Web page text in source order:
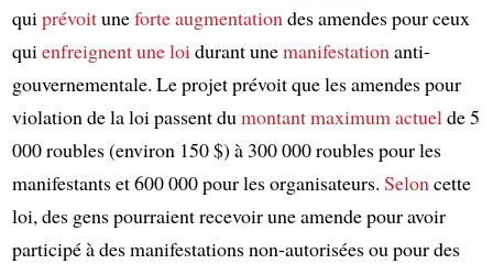
quiprévoituneforte augmentationdes amendes pour ceux
quienfreignent une loidurant unemanifestationanti-
gouvernementale. Le projet prévoit que les amendes pour
violation de la loi passent dumontant maximum actuelde 5
000 roubles (environ 150 $) à 300 000 roubles pour les
manifestants et 600 000 pour les organisateurs. Seloncette
loi, des gens pourraient recevoir une amende pour avoir
participé à des manifestations non-autorisées ou pour des